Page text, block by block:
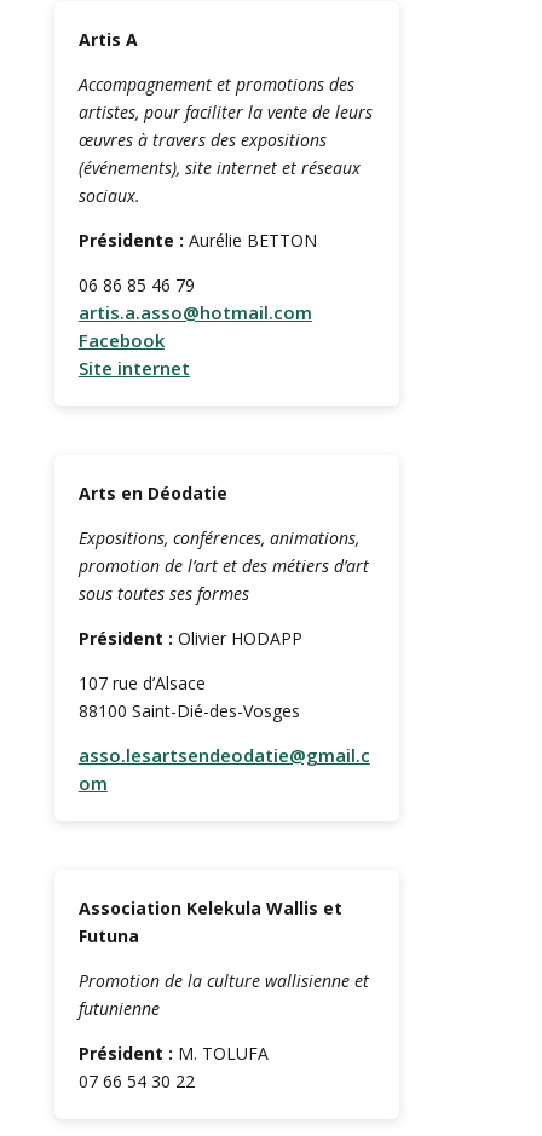
Artis A
Accompagnement et promotions des
artistes, pour faciliter la vente de leurs
œuvres à travers des expositions
(événements), site internet et réseaux
sociaux.
Présidente : Aurélie BETTON
06 86 85 46 79
artis.a.asso@hotmail.com
Facebook
Site internet
Arts en Déodatie
Expositions, conférences, animations,
promotion de l’art et des métiers d’art
sous toutes ses formes
Président : Olivier HODAPP
107 rue d’Alsace
88100 Saint-Dié-des-Vosges
asso.lesartsendeodatie@gmail.c
om
Association Kelekula Wallis et
Futuna
Promotion de la culture wallisienne et
futunienne
Président : M. TOLUFA
07 66 54 30 22